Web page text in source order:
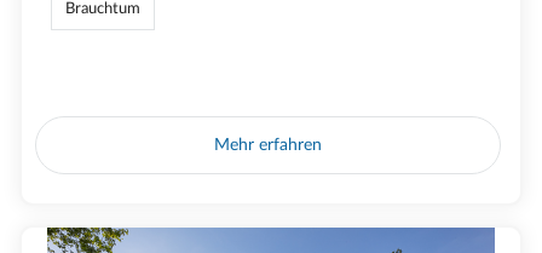
Brauchtum
Mehr erfahren